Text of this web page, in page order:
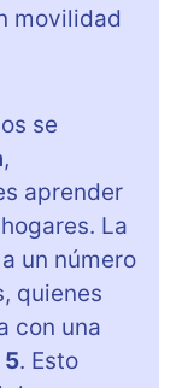
movilidad
se
,
aprender
La
un número
quienes
con una
5. Esto